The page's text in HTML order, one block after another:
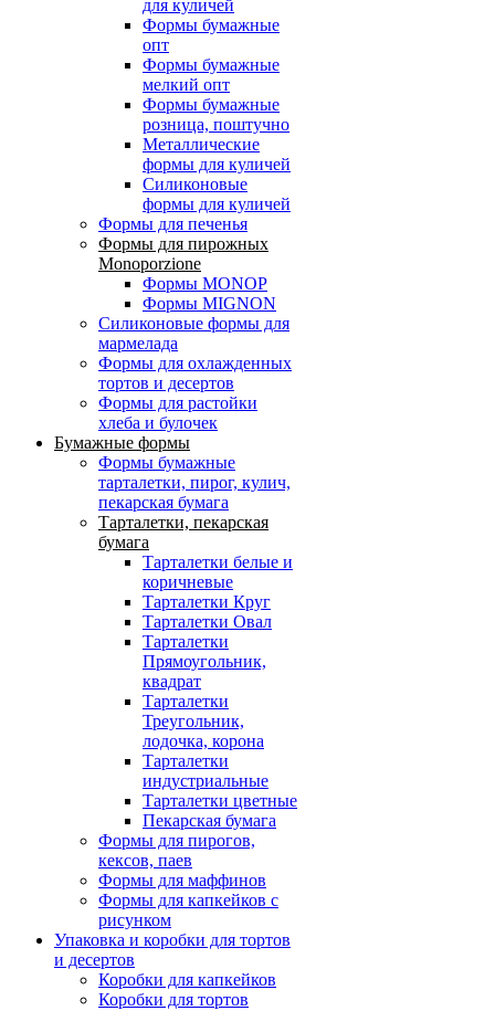
для куличей
Формы бумажные
опт
Формы бумажные
мелкий опт
Формы бумажные
розница, поштучно
Металлические
формы для куличей
Силиконовые
формы для куличей
Формы для печенья
Формы для пирожных
Monoporzione
Формы MONOP
Формы MIGNON
Силиконовые формы для
мармелада
Формы для oхлажденных
тортов и десертов
Формы для растойки
хлеба и булочек
Бумажные формы
Формы бумажные
тарталетки, пирог, кулич,
пекарская бумага
Тарталетки, пекарская
бумага
Тарталетки белые и
коричневые
Тарталетки Круг
Тарталетки Овал
Тарталетки
Прямоугольник,
квадрат
Тарталетки
Треугольник,
лодочка, корона
Тарталетки
индустриальные
Тарталетки цветные
Пекарская бумага
Формы для пирогов,
кексов, паев
Формы для маффинов
Формы для капкейков с
рисунком
Упаковка и коробки для тортов
и десертов
Коробки для капкейков
Коробки для тортов